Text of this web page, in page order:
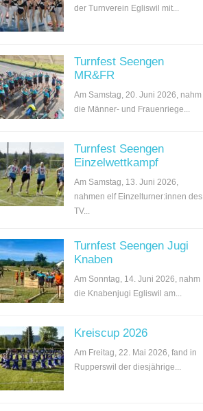
der Turnverein Egliswil mit...
Turnfest Seengen
MR&FR
Am Samstag, 20. Juni 2026, nahm
die Männer- und Frauenriege...
Turnfest Seengen
Einzelwettkampf
Am Samstag, 13. Juni 2026,
nahmen elf Einzelturner:innen des
TV...
Turnfest Seengen Jugi
Knaben
Am Sonntag, 14. Juni 2026, nahm
die Knabenjugi Egliswil am...
Kreiscup 2026
Am Freitag, 22. Mai 2026, fand in
Rupperswil der diesjährige...